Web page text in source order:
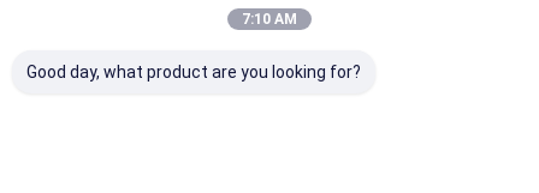
7:10 AM
Good day, what product are you looking for?